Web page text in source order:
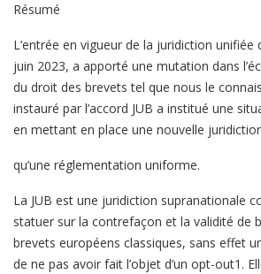
Résumé
L’entrée en vigueur de la juridiction unifiée
juin 2023, a apporté une mutation dans
du droit des brevets tel que nous le
instauré par l’accord JUB a institué une
en mettant en place une nouvelle
qu’une réglementation uniforme.
La JUB est une juridiction supranationale
statuer sur la contrefaçon et la validité de
brevets européens classiques, sans effet
de ne pas avoir fait l’objet d’un opt-out1.